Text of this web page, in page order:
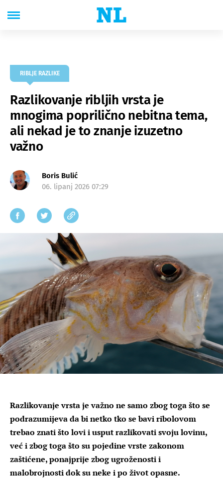
RIBLJE RAZLIKE
Razlikovanje ribljih vrsta je
mnogima poprilično nebitna tema,
ali nekad je to znanje izuzetno
važno
Boris Bulić
06. lipanj 2026 07:29
Razlikovanje vrsta je važno ne samo zbog toga što se
podrazumijeva da bi netko tko se bavi ribolovom
trebao znati što lovi i usput razlikovati svoju lovinu,
već i zbog toga što su pojedine vrste zakonom
zaštićene, ponajprije zbog ugroženosti i
malobrojnosti dok su neke i po život opasne.